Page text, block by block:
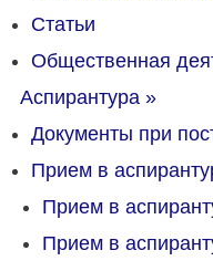
Статьи
Общественная
Аспирантура »
Документы при
Прием в
Прием в
Прием в